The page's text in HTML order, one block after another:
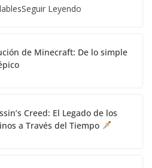
Leyendo
de Minecraft: De lo simple
Creed: El Legado de los
a Través del Tiempo